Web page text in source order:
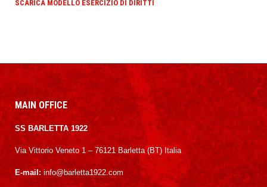
SCARICA MODELLO ESERCIZIO DI DIRITTI
MAIN OFFICE
SS BARLETTA 1922
Via Vittorio Veneto 1 – 76121 Barletta (BT) Italia
E-mail: info@barletta1922.com